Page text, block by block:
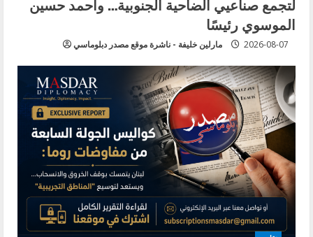
لتجمع صناعيي الضاحية الجنوبية… وأحمد حسين
الموسوي رئيسًا
مارلين خليفة - ناشرة موقع مصدر دبلوماسي 2026-08-07